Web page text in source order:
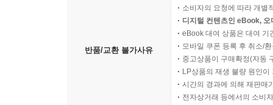
반품/교환 불가사유
소비자의 요청에 따라 개별
디지털 컨텐츠인 eBook,
eBook 대여 상품은 대여 기
모바일 쿠폰 등록 후 취소/
중고상품이 구매확정(자동
LP상품의 재생 불량 원인
시간의 경과에 의해 재판매
전자상거래 등에서의 소비